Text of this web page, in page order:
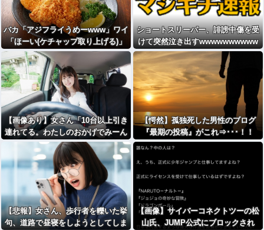
バカ「アジフライうめーwww」ワイ
「ほーい(ケチャップ取り上げる)」
ショートスリーパー、誹謗中傷を受
けて突然泣き出すwwwwwwwwww
wwwwwww
【画像あり】女さん「10台以上引き
連れてる。わたしのおかげでみーん
な40km走行ｗｗｗｗｗｗｗｗｗ」
⇒
【愕然】孤独死した男性のブログ
『最期の投稿』がこれ⇒･･･！！
【悲報】女さん、歩行者を轢いた挙
句、道路で昼寝をしようとしてしま
【画像】サイバーコネクトツーの松
山氏、JUMP公式にブロックされ